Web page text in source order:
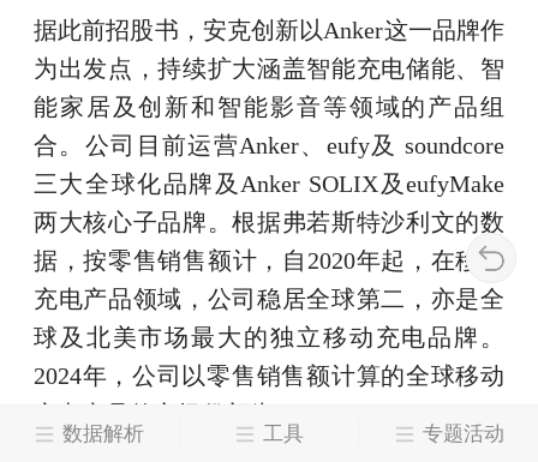
据此前招股书，安克创新以Anker这一品牌作
为出发点，持续扩大涵盖智能充电储能、智
能家居及创新和智能影音等领域的产品组
合。公司目前运营Anker、eufy及 soundcore
三大全球化品牌及Anker SOLIX及eufyMake
两大核心子品牌。根据弗若斯特沙利文的数
据，按零售销售额计，自2020年起，在移动
充电产品领域，公司稳居全球第二，亦是全
球及北美市场最大的独立移动充电品牌。
2024年，公司以零售销售额计算的全球移动
数据解析 工具 专题活动